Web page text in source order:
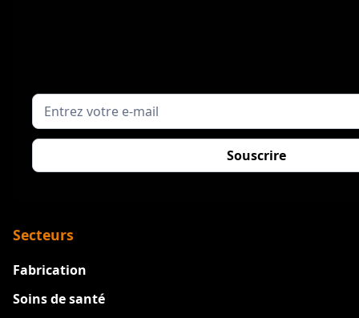
Secteurs
Fabrication
Soins de santé